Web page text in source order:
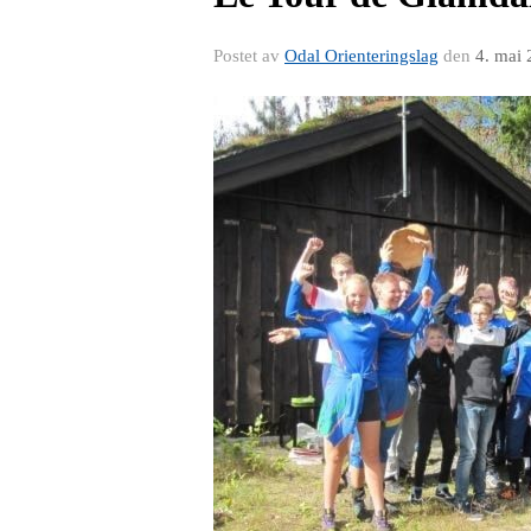
Postet av Odal Orienteringslag den 4. mai